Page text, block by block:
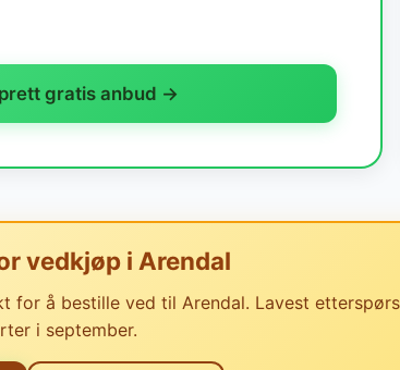
gratis anbud →
vedkjøp i Arendal
for å bestille ved til Arendal. Lavest
i september.